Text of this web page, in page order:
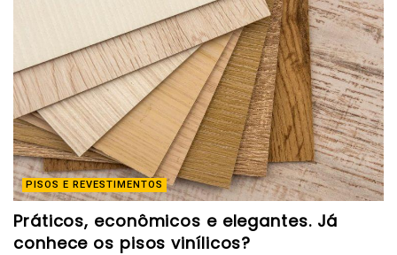
PISOS E REVESTIMENTOS
Práticos, econômicos e elegantes. Já
conhece os pisos vinílicos?